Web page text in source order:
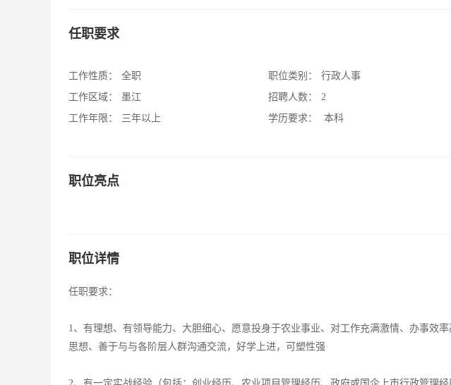
任职要求
工作性质：
全职
工作区域：
墨江
工作年限：
三年以上
职位类别：
行政人事
招聘人数：
2
学历要求：
本科
职位亮点
职位详情
任职要求：
1、有理想、有领导能力、大胆细心、愿意投身于农业事业、对工作充满激情、办事效
思想、善于与与各阶层人群沟通交流，好学上进，可塑性强